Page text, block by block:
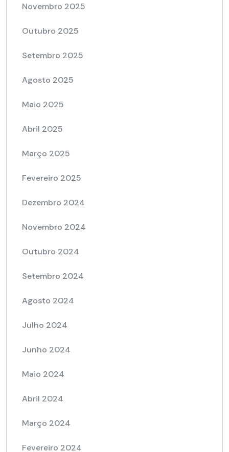
Novembro 2025
Outubro 2025
Setembro 2025
Agosto 2025
Maio 2025
Abril 2025
Março 2025
Fevereiro 2025
Dezembro 2024
Novembro 2024
Outubro 2024
Setembro 2024
Agosto 2024
Julho 2024
Junho 2024
Maio 2024
Abril 2024
Março 2024
Fevereiro 2024